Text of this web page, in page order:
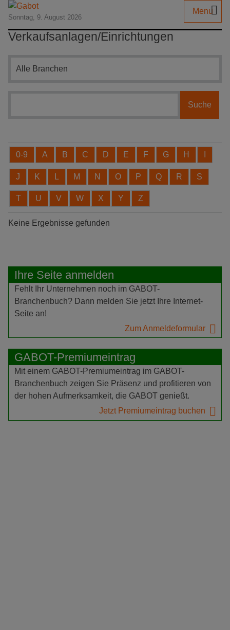
Sonntag, 9. August 2026
Menu
Verkaufsanlagen/Einrichtungen
0-9 A B C D E F G H
J K L M N O P Q R S
T U V W X Y Z
Keine Ergebnisse gefunden
Ihre Seite anmelden
Fehlt Ihr Unternehmen noch im GABOT-
Branchenbuch? Dann melden Sie jetzt Ihre Internet-
Seite an!
Zum Anmeldeformular
GABOT-Premiumeintrag
Mit einem GABOT-Premiumeintrag im GABOT-
Branchenbuch zeigen Sie Präsenz und profitieren von
der hohen Aufmerksamkeit, die GABOT genießt.
Jetzt Premiumeintrag buchen